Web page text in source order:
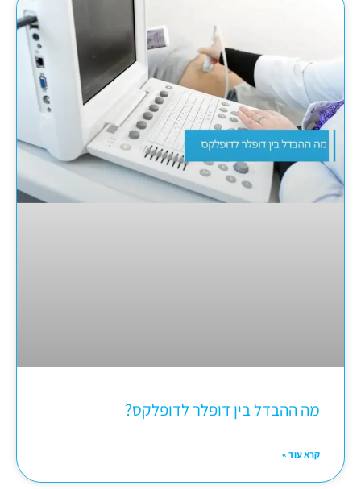
מה ההבדל בין דופלר לדופלקס?
קרא עוד »